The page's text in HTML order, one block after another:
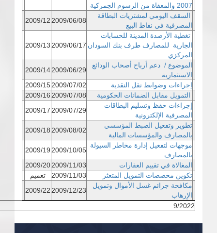
2007 والمعفاة من الرسوم الجمركية
السقف اليومي لمشتريات البطاقة
المصرفية في نقاط البيع
2009/06/08
2009/12
تغطية الأرصدة المدينة للحسابات
الجارية للمصارف طرف بنك السودان
المركزي
2009/06/17
2009/13
الموضوع / دعم أرباح أصحاب الودائع
الاستثمارية
2009/06/29
2009/14
إجراءات وضوابط نقل النقدية
2009/07/02
2009/15
التمويل مقابل الضمانات الحكومية
2009/07/08
2009/16
إجراءات حفظ وتسليم البطاقات
المصرفية الإلكترونية
2009/07/29
2009/17
تطوير وتفعيل الضبط المؤسسي
بالمصارف والمؤسسات المالية
2009/08/02
2009/18
موجهات لتفعيل إدارة مخاطر السيولة
بالمصارف
2009/10/05
2009/19
المغالاة في تقييم العقارات
2009/11/03
2009/20
تكوين مخصصات التمويل المتعثر
2009/11/03
تعميم
مكافحة جرائم غسل الأموال وتمويل
الإرهاب
2009/12/23
2009/22
9/2022